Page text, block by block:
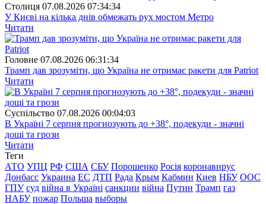
Столиця 07.08.2026 07:34:34
У Києві на кілька днів обмежать рух мостом Метро
Читати
Головне 07.08.2026 06:31:34
Трамп дав зрозуміти, що Україна не отримає ракети для Patriot
Читати
Суспiльство 07.08.2026 00:04:03
В Україні 7 серпня прогнозують до +38°, подекуди - значні
дощі та грози
Читати
Теги
АТО УПЦ РФ США СБУ Порошенко Росія коронавирус
Донбасс Украина ЕС ДТП Рада Крым Кабмин Киев НБУ ООС
ГПУ суд війна в Україні санкции війна Путин Трамп газ
НАБУ пожар Польша выборы